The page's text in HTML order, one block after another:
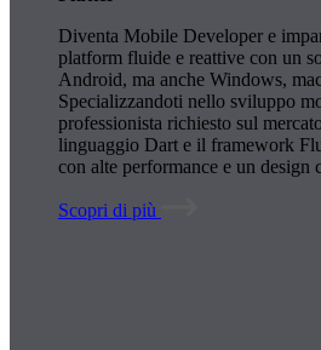
Diventa Mobile Developer e
platform fluide e reattive con un
Android, ma anche Windows,
Specializzandoti nello sviluppo
professionista richiesto sul
linguaggio Dart e il framework
con alte performance e un design
Scopri di più